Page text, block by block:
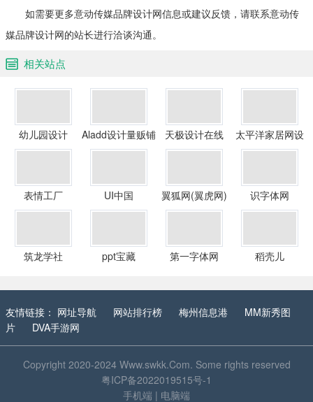
如需要更多意动传媒品牌设计网信息或建议反馈，请联系意动传
媒品牌设计网的站长进行洽谈沟通。
相关站点
幼儿园设计 Aladd设计量贩铺 天极设计在线
太平洋家居网设
计频道
表情工厂 UI中国 翼狐网(翼虎网) 识字体网
筑龙学社 ppt宝藏 第一字体网 稻壳儿
友情链接： 网址导航 网站排行榜 梅州信息港
MM新秀图
片
DVA手游网
Copyright 2020-2024 Www.swkk.Com. Some rights reserved
粤ICP备2022019515号-1
手机端 | 电脑端